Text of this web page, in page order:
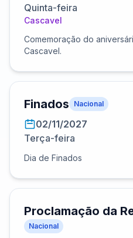
Quinta-feira
Cascavel
Comemoração do
Cascavel.
Finados Nacional
02/11/2027
Terça-feira
Dia de Finados
Proclamação da
Nacional